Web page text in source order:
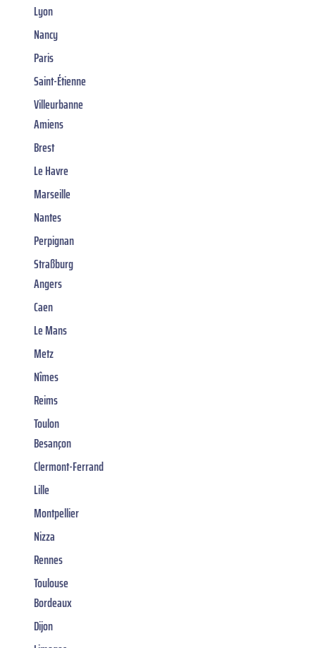
Lyon
Nancy
Paris
Saint-Étienne
Villeurbanne
Amiens
Brest
Le Havre
Marseille
Nantes
Perpignan
Straßburg
Angers
Caen
Le Mans
Metz
Nîmes
Reims
Toulon
Besançon
Clermont-Ferrand
Lille
Montpellier
Nizza
Rennes
Toulouse
Bordeaux
Dijon